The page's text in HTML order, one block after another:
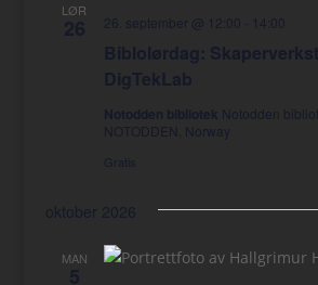
LØR
26
Biblolørdag:
DigTekLab
26. september @ 12:00 14:00
Notodden bibliotek Notodden
NOTODDEN, Norway
oktober 2026
MAN